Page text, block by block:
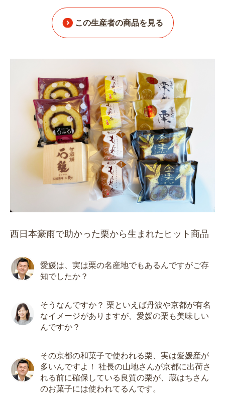
この生産者の商品を見る
西日本豪雨で助かった栗から生まれたヒット商品
愛媛は、実は栗の名産地でもあるんですがご存
知でしたか？
そうなんですか？ 栗といえば丹波や京都が有名
なイメージがありますが、愛媛の栗も美味しい
んですか？
その京都の和菓子で使われる栗、実は愛媛産が
多いんですよ！ 社長の山地さんが京都に出荷さ
れる前に確保している良質の栗が、蔵はちさん
のお菓子には使われてるんです。